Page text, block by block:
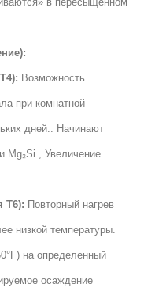
Возможность
при комнатной
дней.. Начинают
Mg₂Si., Увеличение
T6): Повторный нагрев
низкой температуры.
на определенный
осаждение